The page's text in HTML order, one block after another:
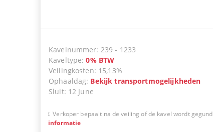
Kavelnummer: 239 - 1233
Kaveltype:0% BTW
Veilingkosten: 15,13%
Ophaaldag: Bekijk transportmogelijkheden
Sluit: 12 June
Verkoper bepaalt na de veiling of de kavel wordt gegund
informatie